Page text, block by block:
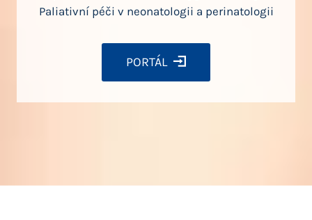
Paliativní péči v neonatologii a perinatologii
PORTÁL